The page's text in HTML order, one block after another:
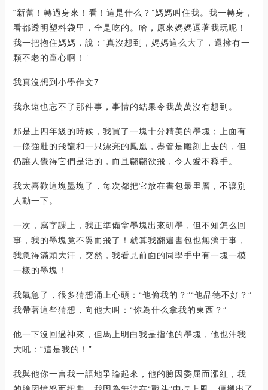
“新蕾！轉過身來！看！這是什么？”媽媽叫住我。我一轉身，
看都透明塑料袋里，全是吃的。哈，原來媽媽逗著我玩呢！
我一把抱住媽媽，說：“真沒想到，媽媽這么大了，還擁有一
顆不老的童心啊！”
我真沒想到小學作文7
我永遠也忘不了那件事，事情的結果令我萬萬沒有想到。
那是上四年級的時候，我買了一塊十分精美的墨塊；上面有
一條強壯的飛龍和一只漂亮的鳳凰，盡管是雕刻上去的，但
仍讓人覺得它們是活的，而且翩翩欲飛，令人愛不釋手。
我太喜歡這塊墨塊了，每次都把它放在書包最里層，不讓別
人動一下。
一次，寫字課上，我正準備拿墨塊出來研墨，但不知怎么回
事，我的墨塊竟不翼而飛了！就算我翻遍書包也無濟于事，
我急得滿頭大汗，突然，我看見前面的同學手中有一塊一模
一樣的墨塊！
我氣急了，很多猜想涌上心頭：“他偷我的？”“他品德不好？”
我帶著這些猜想，向他大叫：“你為什么拿我的東西？”
他一下沒回過神來，但馬上明白我是指他的墨塊，他也沖我
大吼：“這是我的！”
我與他你一言我一語地爭論起來，他的臉因委屈而漲紅，我